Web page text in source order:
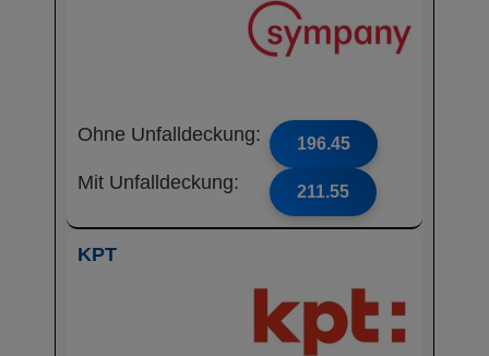
Ohne Unfalldeckung: 196.45
Mit Unfalldeckung: 211.55
KPT